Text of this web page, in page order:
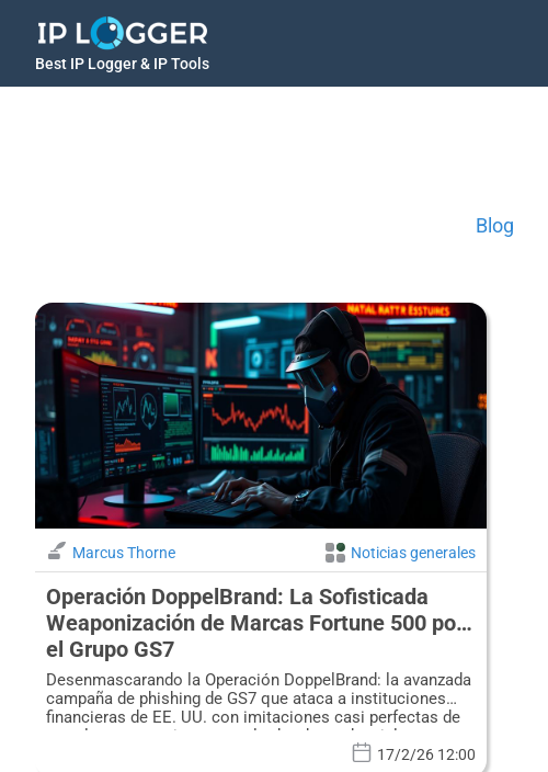
Best IP Logger & IP Tools
Blog
Marcus Thorne Noticias generales
Operación DoppelBrand: La Sofisticada
Weaponización de Marcas Fortune 500 por
el Grupo GS7
Desenmascarando la Operación DoppelBrand: la avanzada
campaña de phishing de GS7 que ataca a instituciones
financieras de EE. UU. con imitaciones casi perfectas de
portales corporativos para el robo de credenciales.
17/2/26 12:00